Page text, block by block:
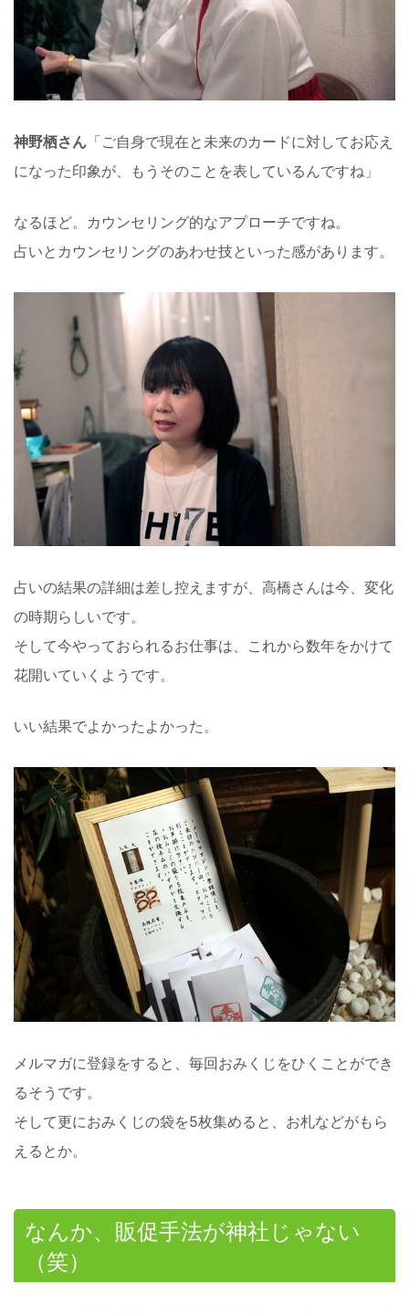
神野栖さん 「ご自身で現在と未来のカードに対してお応え
になった印象が、もうそのことを表しているんですね」
なるほど。カウンセリング的なアプローチですね。
占いとカウンセリングのあわせ技といった感があります。
占いの結果の詳細は差し控えますが、高橋さんは今、変化
の時期らしいです。
そして今やっておられるお仕事は、これから数年をかけて
花開いていくようです。
いい結果でよかったよかった。
メルマガに登録をすると、毎回おみくじをひくことができ
るそうです。
そして更におみくじの袋を5枚集めると、お札などがもら
えるとか。
なんか、販促手法が神社じゃない
（笑）